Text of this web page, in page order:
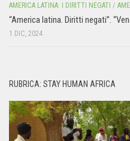
AMERICA LATINA: I DIRITTI NEGATI /
“America latina. Diritti negati”.
1 DIC, 2024
RUBRICA: STAY HUMAN AFRICA